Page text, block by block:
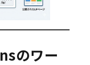
のワー